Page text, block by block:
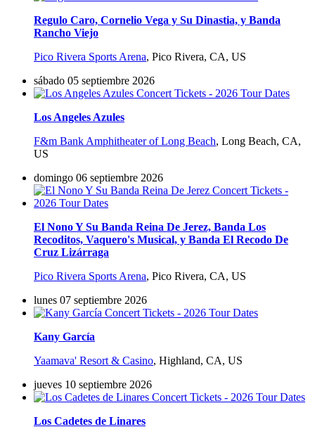
Regulo Caro, Cornelio Vega y Su Dinastia, y Banda
Rancho Viejo
Pico Rivera Sports Arena, Pico Rivera, CA, US
sábado 05 septiembre 2026
Los Angeles Azules
F&m Bank Amphitheater of Long Beach, Long Beach, CA,
US
domingo 06 septiembre 2026
El Nono Y Su Banda Reina De Jerez, Banda Los
Recoditos, Vaquero's Musical, y Banda El Recodo De
Cruz Lizárraga
Pico Rivera Sports Arena, Pico Rivera, CA, US
lunes 07 septiembre 2026
Kany García
Yaamava' Resort & Casino, Highland, CA, US
jueves 10 septiembre 2026
Los Cadetes de Linares